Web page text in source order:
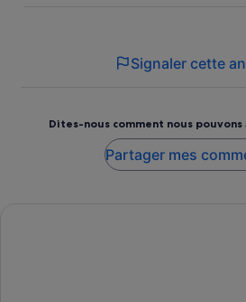
Signaler cette
Dites-nous comment nous
Partager mes